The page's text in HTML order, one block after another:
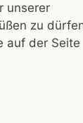
unserer
zu
auf der Seite